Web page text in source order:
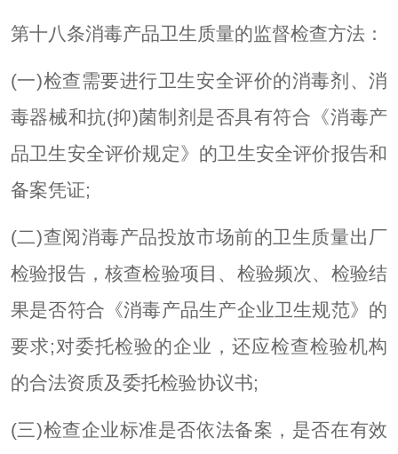
第十八条消毒产品卫生质量的监督检查方法：
(一)检查需要进行卫生安全评价的消毒剂、消
毒器械和抗(抑)菌制剂是否具有符合《消毒产
品卫生安全评价规定》的卫生安全评价报告和
备案凭证;
(二)查阅消毒产品投放市场前的卫生质量出厂
检验报告，核查检验项目、检验频次、检验结
果是否符合《消毒产品生产企业卫生规范》的
要求;对委托检验的企业，还应检查检验机构
的合法资质及委托检验协议书;
(三)检查企业标准是否依法备案，是否在有效